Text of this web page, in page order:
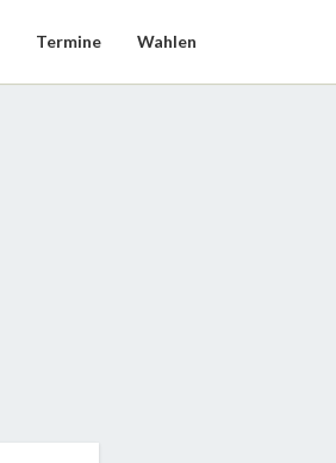
Termine Wahlen